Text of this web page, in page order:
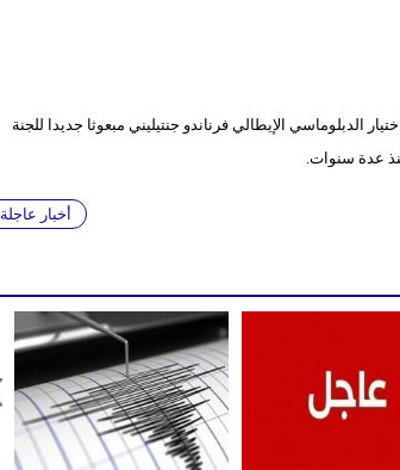
الدبلوماسي الإيطالي فرناندو جنتيليني مبعوثا جديدا للجنة
عدة سنوات.
أخبار عاجلة